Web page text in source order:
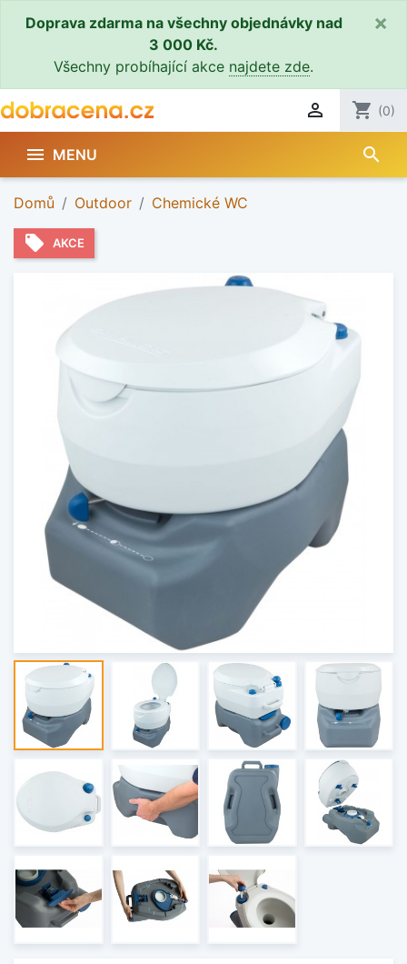
Doprava zdarma na všechny objednávky nad
3 000 Kč.
Všechny probíhající akce najdete zde.
×
 shopping_cart (0)
 MENU search
Domů Outdoor Chemické WC
local_offer AKCE